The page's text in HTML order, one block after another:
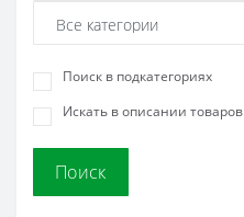
Поиск в подкатегориях
Искать в описании товаров